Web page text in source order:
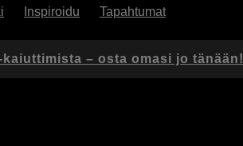
Inspiroidu Tapahtumat
– osta omasi jo tänään!